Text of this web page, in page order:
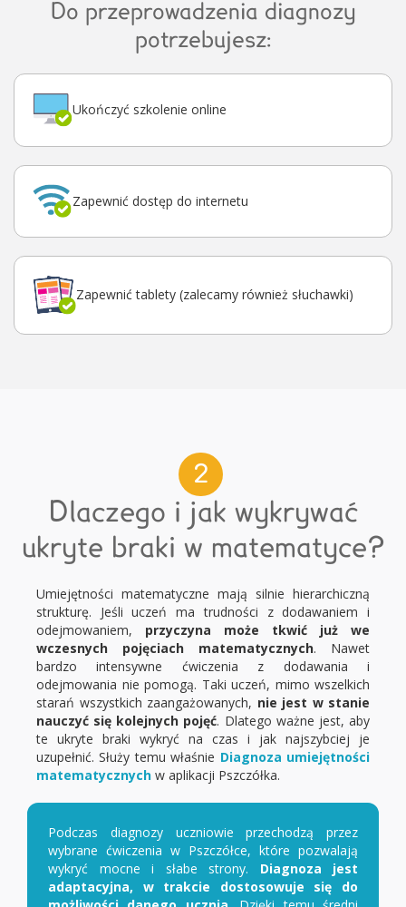
Do przeprowadzenia diagnozy
potrzebujesz:
Ukończyć szkolenie online
Zapewnić dostęp do internetu
Zapewnić tablety (zalecamy również słuchawki)
2
Dlaczego i jak wykrywać
ukryte braki w matematyce?
Umiejętności matematyczne mają silnie hierarchiczną
strukturę. Jeśli uczeń ma trudności z dodawaniem i
odejmowaniem, przyczyna może tkwić już we
wczesnych pojęciach matematycznych. Nawet
bardzo intensywne ćwiczenia z dodawania i
odejmowania nie pomogą. Taki uczeń, mimo wszelkich
starań wszystkich zaangażowanych, nie jest w stanie
nauczyć się kolejnych pojęć. Dlatego ważne jest, aby
te ukryte braki wykryć na czas i jak najszybciej je
uzupełnić. Służy temu właśnie Diagnoza umiejętności
matematycznych w aplikacji Pszczółka.
Podczas diagnozy uczniowie przechodzą przez
wybrane ćwiczenia w Pszczółce, które pozwalają
wykryć mocne i słabe strony. Diagnoza jest
adaptacyjna, w trakcie dostosowuje się do